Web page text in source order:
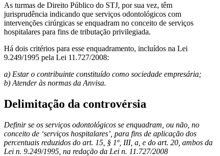
As turmas de Direito Público do STJ, por sua vez, têm
jurisprudência indicando que serviços odontológicos com
intervenções cirúrgicas se enquadram no conceito de serviços
hospitalares para fins de tributação privilegiada.
Há dois critérios para esse enquadramento, incluídos na Lei
9.249/1995 pela Lei 11.727/2008:
a) Estar o contribuinte constituído como sociedade empresária;
b) Atender às normas da Anvisa.
Delimitação da controvérsia
Definir se os serviços odontológicos se enquadram, ou não, no
conceito de ‘serviços hospitalares’, para fins de aplicação dos
percentuais reduzidos do art. 15, § 1º, III, a, e do art. 20, ambos da
Lei n. 9.249/1995, na redação da Lei n. 11.727/2008